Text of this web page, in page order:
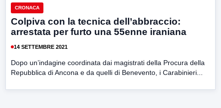
CRONACA
Colpiva con la tecnica dell’abbraccio:
arrestata per furto una 55enne iraniana
14 SETTEMBRE 2021
Dopo un’indagine coordinata dai magistrati della Procura della
Repubblica di Ancona e da quelli di Benevento, i Carabinieri...